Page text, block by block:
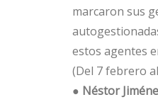
marcaron sus
estos agentes
(Del 7 febrero
● Néstor